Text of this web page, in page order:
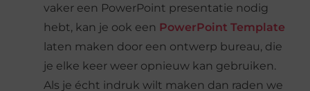
vaker een PowerPoint presentatie nodig
hebt, kan je ook een PowerPoint Template
laten maken door een ontwerp bureau, die
je elke keer weer opnieuw kan gebruiken.
Als je écht indruk wilt maken dan raden we